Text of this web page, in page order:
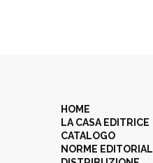
HOME
LA CASA EDITRICE
CATALOGO
NORME EDITORIALI